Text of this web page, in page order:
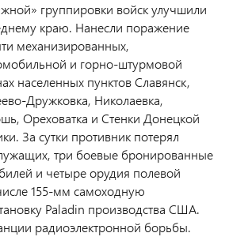
группировки войск улучшили
краю. Нанесли поражение
механизированных,
и горно-штурмовой
населенных пунктов Славянск,
Дружковка, Николаевка,
Ореховатка и Стенки Донецкой
За сутки противник потерял
три боевые бронированные
и четыре орудия полевой
155-мм самоходную
Paladin производства США.
радиоэлектронной борьбы.